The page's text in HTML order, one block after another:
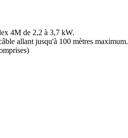
4M de 2,2 à 3,7 kW.
allant jusqu'à 100 mètres maximum.